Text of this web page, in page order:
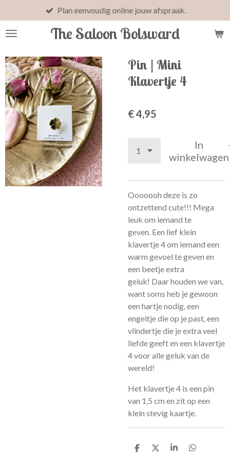
direct
naar
hoofdinhoud
The Saloon Bolsward
Plan eenvoudig online jouw afspraak.
Pin | Mini
Klavertje 4
€ 4,95
In
winkelwagen
Ooooooh deze is zo
ontzettend cute!!! Mega
leuk om iemand te
geven. Een lief klein
klavertje 4 om iemand een
warm gevoel te geven en
een beetje extra
geluk! Daar houden we van,
want soms heb je gewoon
een hartje nodig, een
engeltje die op je past, een
vlindertje die je extra veel
liefde geeft en een klavertje
4 voor alle geluk van de
wereld!
Het klavertje 4 is een pin
van 1,5 cm en zit op een
klein stevig kaartje.
D
D
S
D